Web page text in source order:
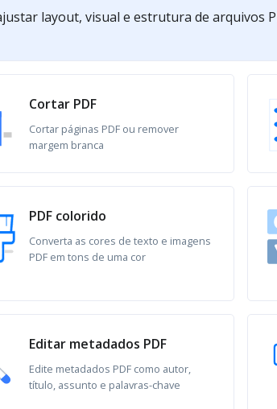
layout, visual e estrutura de arquivos
Cortar PDF
Cortar páginas PDF ou remover
margem branca
PDF colorido
Converta as cores de texto e imagens
PDF em tons de uma cor
Editar metadados PDF
Edite metadados PDF como autor,
título, assunto e palavras-chave